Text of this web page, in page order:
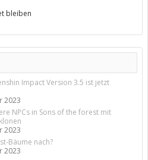
bleiben
Impact Version 3.5 ist jetzt
2023
NPCs in Sons of the forest mit
2023
Bäume nach?
2023